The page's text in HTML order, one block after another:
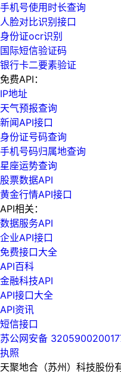
手机号使用时长查询
人脸对比识别接口
身份证ocr识别
国际短信验证码
银行卡二要素验证
免费API：
IP地址
天气预报查询
新闻API接口
身份证号码查询
手机号码归属地查询
星座运势查询
股票数据API
黄金行情API接口
API相关：
数据服务API
企业API接口
免费接口大全
API百科
金融科技API
API接口大全
API资讯
短信接口
苏公网安备
执照
天聚地合（苏州）科技股份